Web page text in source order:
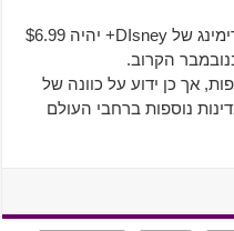
מחיר מנוי בסיסי עבור שירות הסטרימינג של DIsney+ יהיה $6.99
אך כן ידוע על כוונה של
נוספות ברחבי העולם